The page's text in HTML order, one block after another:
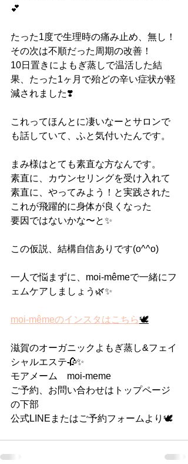
💕
たった1度で生理時の痛み止め、無し！
その次は不順だった周期の改善！
10日置きによもぎ蒸しで温活した結
果、たった1ヶ月で殆どの辛い症状が軽
減されました❣️
これってほんとに凄いなーとサロンで
も話していて、ふと気付いたんです。
まみ様はとても素直な方なんです。
素直に、カウンセリングを受け入れて
素直に、やってみよう！と実践された
これが飛躍的に身体が良くなった
要因ではないかな〜と✨
この仮説、結構自信ありです(o^^o)
一人で悩まずに、moi-mêmeで一緒にフ
ェムケアしましょう🌿✨
moi-mêmeのインスタはこちら🕊
滋賀のオーガニックよもぎ蒸し&フェイ
シャルエステ🥀✨
モアメーム　moi-meme
ご予約、お問い合わせはトップページ
の下部
公式LINEまたはご予約フォームより🕊